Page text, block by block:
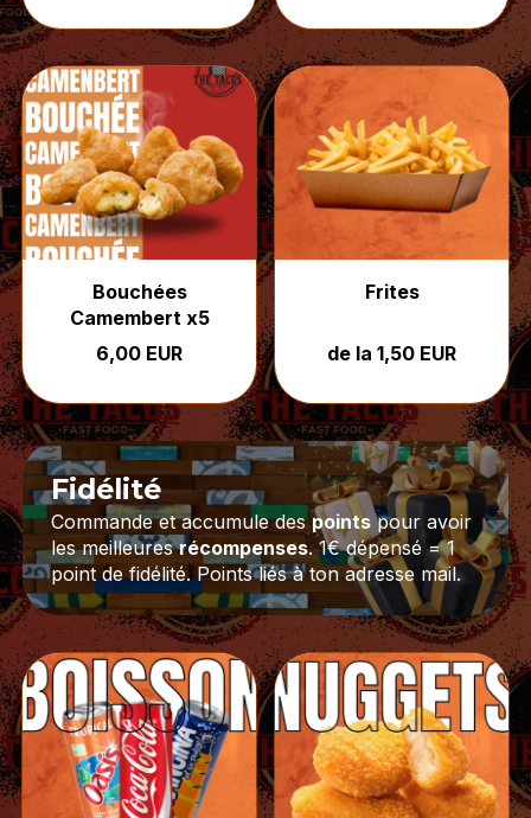
Bouchées
Camembert x5
6,00 EUR
Frites
de la 1,50 EUR
Fidélité
Commande et accumule despoints pour avoir
les meilleuresrécompenses. 1€ dépensé = 1
point de fidélité. Points liés à ton adresse mail.